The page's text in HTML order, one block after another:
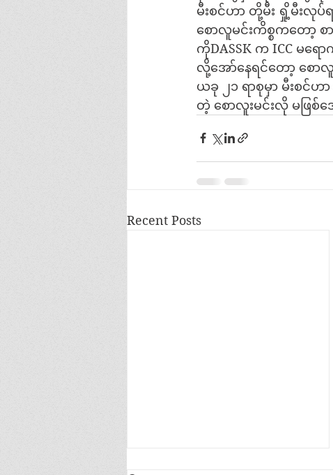
မီးစင်ဟာ တို့မီး ရှို့မီးလုပ်
စောလူမင်းကိစ္စကတော့
ကိုDASSK က ICC မရ
လို့အော်နေရင်တော့ စော
ယခု ၂၁ ရာစုမှာ မီးစ
တဲ့ စောလူးမင်းလို မဖြစ်
Recent Posts